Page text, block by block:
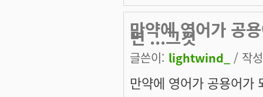
만약에 영어가 공
면 ...그것
글쓴이: lightwind_ / 작
만약에 영어가 공용어가